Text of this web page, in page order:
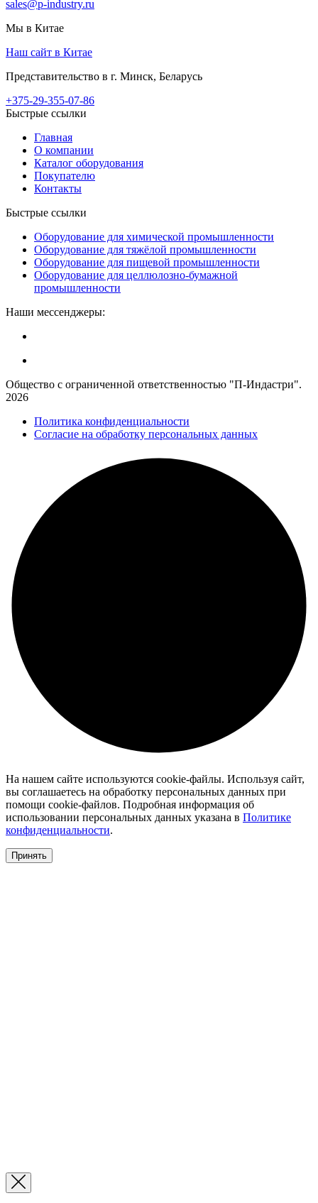
sales@p-industry.ru
Мы в Китае
Наш сайт в Китае
Представительство в г. Минск, Беларусь
+375-29-355-07-86
Быстрые ссылки
Главная
О компании
Каталог оборудования
Покупателю
Контакты
Быстрые ссылки
Оборудование для химической промышленности
Оборудование для тяжёлой промышленности
Оборудование для пищевой промышленности
Оборудование для целлюлозно-бумажной
промышленности
Наши мессенджеры:
Общество с ограниченной ответственностью "П-Индастри".
2026
Политика конфиденциальности
Согласие на обработку персональных данных
На нашем сайте используются cookie-файлы. Используя сайт,
вы соглашаетесь на обработку персональных данных при
помощи cookie-файлов. Подробная информация об
использовании персональных данных указана в Политике
конфиденциальности.
Принять